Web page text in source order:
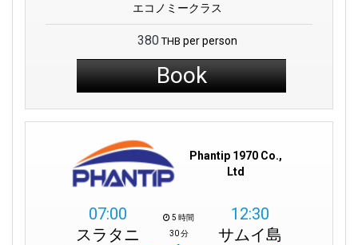
エコノミークラス
380 THB per person
Book
Phantip 1970 Co.,
Ltd
07:00
スラタニ
5 時間
30 分
12:30
サムイ島